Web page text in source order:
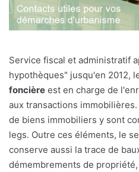
Service fiscal et administratif
hypothèques" jusqu'en 2012,
foncière est en charge de
aux transactions
de biens immobiliers y sont
legs. Outre ces éléments, le
conserve aussi la trace de
démembrements de